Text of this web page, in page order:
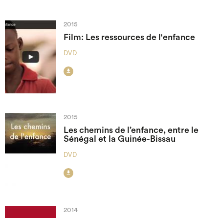
2015
Film: Les ressources de l'enfance
DVD

2015
Les chemins de l’enfance, entre le
Sénégal et la Guinée-Bissau
DVD

2014